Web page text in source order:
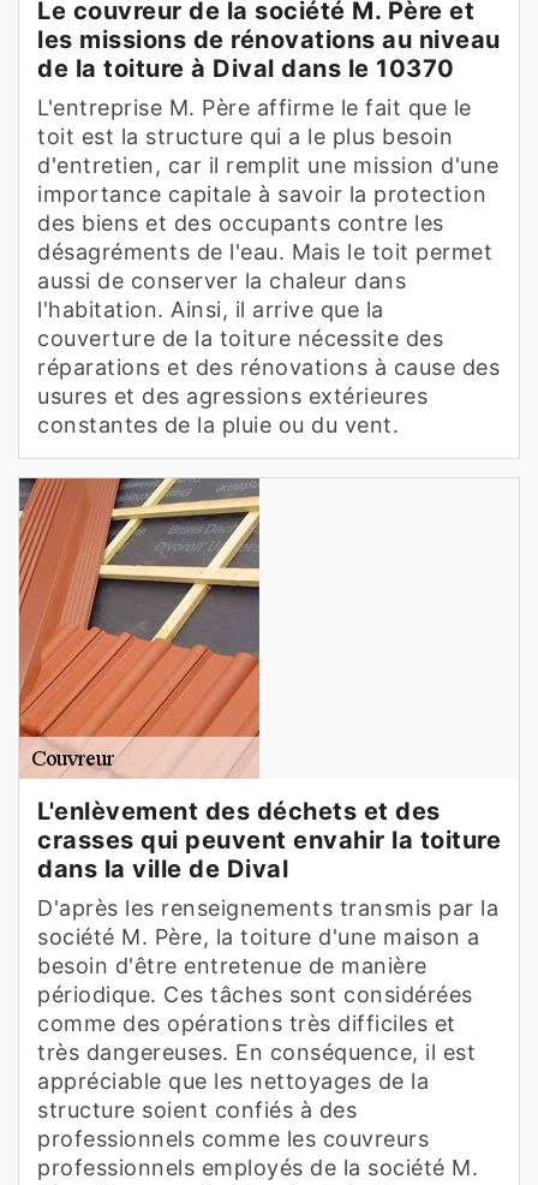
Le couvreur de la société M. Père et
les missions de rénovations au niveau
de la toiture à Dival dans le 10370
L'entreprise M. Père affirme le fait que le
toit est la structure qui a le plus besoin
d'entretien, car il remplit une mission d'une
importance capitale à savoir la protection
des biens et des occupants contre les
désagréments de l'eau. Mais le toit permet
aussi de conserver la chaleur dans
l'habitation. Ainsi, il arrive que la
couverture de la toiture nécessite des
réparations et des rénovations à cause des
usures et des agressions extérieures
constantes de la pluie ou du vent.
L'enlèvement des déchets et des
crasses qui peuvent envahir la toiture
dans la ville de Dival
D'après les renseignements transmis par la
société M. Père, la toiture d'une maison a
besoin d'être entretenue de manière
périodique. Ces tâches sont considérées
comme des opérations très difficiles et
très dangereuses. En conséquence, il est
appréciable que les nettoyages de la
structure soient confiés à des
professionnels comme les couvreurs
professionnels employés de la société M.